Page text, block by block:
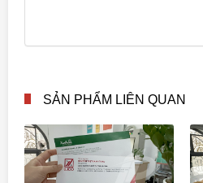
SẢN PHẨM LIÊN QUAN